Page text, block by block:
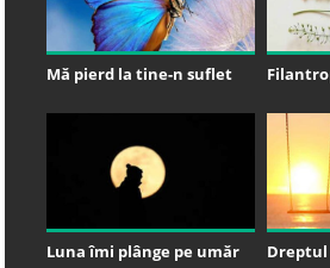
Mă pierd la tine-n suflet
Luna îmi plânge pe umăr Dreptul